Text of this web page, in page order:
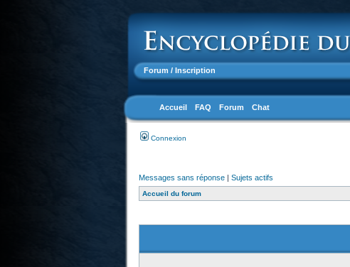
Forum / Inscription
Accueil FAQ Forum Chat
Connexion
Messages sans réponse| Sujets actifs
Accueil du forum